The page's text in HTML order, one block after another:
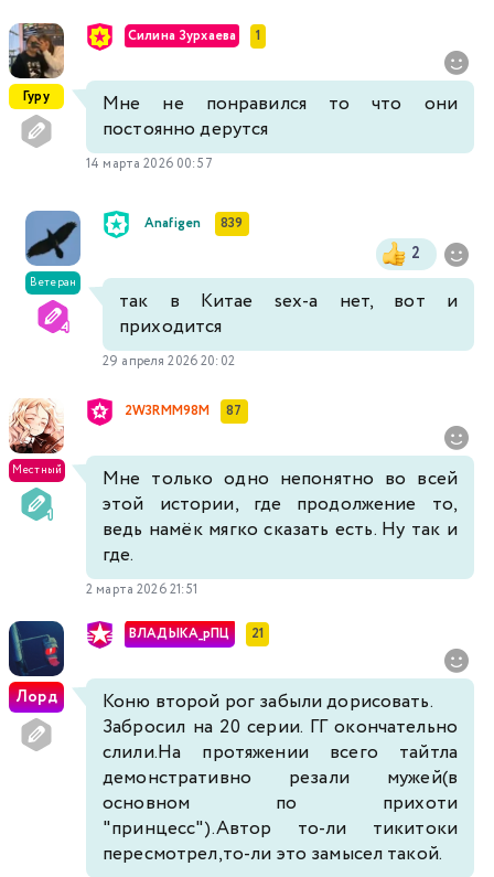
Гуру
Силина Зурхаева 1
Мне не понравился то что они
постоянно дерутся
14 марта 2026 00:57
Ветеран
Anafigen 839
2
так в Китае sех-а нет, вот и
приходится
29 апреля 2026 20:02
Местный
2W3RMM98M 87
Мне только одно непонятно во всей
этой истории, где продолжение то,
ведь намёк мягко сказать есть. Ну так и
где.
2 марта 2026 21:51
Лорд
ВЛАДЫКА_рПЦ 21
Коню второй рог забыли дорисовать.
Забросил на 20 серии. ГГ окончательно
слили.На протяжении всего тайтла
демонстративно резали мужей(в
основном по прихоти
"принцесс").Автор то-ли тикитоки
пересмотрел,то-ли это замысел такой.